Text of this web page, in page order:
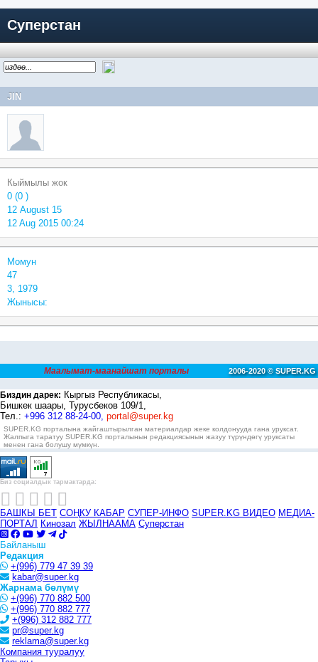
Суперстан
JIN
Кыймылы жок
0 (0 )
12 August 15
12 Aug 2015 00:24
Момун
47
3, 1979
Жынысы:
Маалымат-маанайшат порталы 2006-2020 © SUPER.KG
Биздин дарек: Кыргыз Республикасы,
Бишкек шаары, Турусбеков 109/1,
Тел.: +996 312 88-24-00, portal@super.kg
SUPER.KG порталына жайгаштырылган материалдар жеке колдонууда гана уруксат.
Жалпыга таратуу SUPER.KG порталынын редакциясынын жазуу түрүндөгү уруксаты
менен гана болушу мүмкүн.
Биз социалдык тармактарда:
БАШКЫ БЕТ СОҢКУ КАБАР СУПЕР-ИНФО SUPER.KG ВИДЕО МЕДИА-
ПОРТАЛ Кинозал ЖЫЛНААМА Суперстан
Байланыш
Редакция
+(996) 779 47 39 39
kabar@super.kg
Жарнама бөлүмү
+(996) 770 882 500
+(996) 770 882 777
+(996) 312 882 777
pr@super.kg
reklama@super.kg
Компания тууралуу